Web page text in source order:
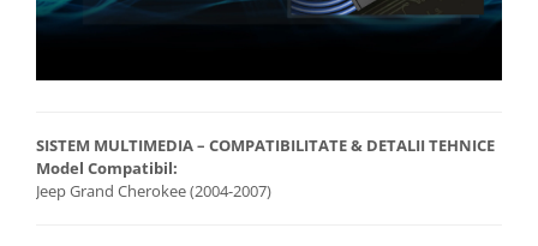
SISTEM MULTIMEDIA – COMPATIBILITATE & DETALII TEHNICE
Model Compatibil:
Jeep Grand Cherokee (2004-2007)